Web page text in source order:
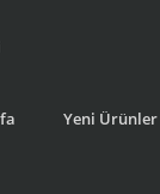
Yeni Ürünler